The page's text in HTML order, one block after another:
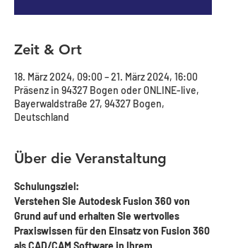
Zeit & Ort
18. März 2024, 09:00 – 21. März 2024, 16:00
Präsenz in 94327 Bogen oder ONLINE-live,
Bayerwaldstraße 27, 94327 Bogen,
Deutschland
Über die Veranstaltung
Schulungsziel:
Verstehen Sie Autodesk Fusion 360 von
Grund auf und erhalten Sie wertvolles
Praxiswissen für den Einsatz von Fusion 360
als CAD/CAM Software in Ihrem